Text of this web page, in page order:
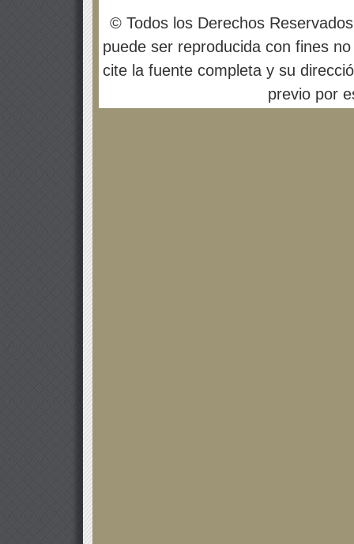
© Todos los Derechos
puede ser reproducida con fines
cite la fuente completa y su
previo por